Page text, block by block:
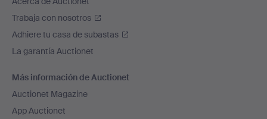
Trabaja con nosotros
Adhiere tu casa de subastas
La garantía Auctionet
Más información de Auctionet
Auctionet Magazine
App Auctionet